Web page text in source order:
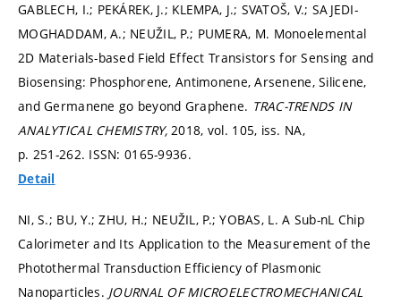
GABLECH, I.; PEKÁREK, J.; KLEMPA, J.; SVATOŠ, V.; SAJEDI-
MOGHADDAM, A.; NEUŽIL, P.; PUMERA, M. Monoelemental
2D Materials-based Field Effect Transistors for Sensing and
Biosensing: Phosphorene, Antimonene, Arsenene, Silicene,
and Germanene go beyond Graphene. TRAC-TRENDS IN
ANALYTICAL CHEMISTRY,2018, vol. 105, iss. NA,
p. 251-262. ISSN: 0165-9936.
Detail
NI, S.; BU, Y.; ZHU, H.; NEUŽIL, P.; YOBAS, L. A Sub-nL Chip
Calorimeter and Its Application to the Measurement of the
Photothermal Transduction Efficiency of Plasmonic
Nanoparticles. JOURNAL OF MICROELECTROMECHANICAL